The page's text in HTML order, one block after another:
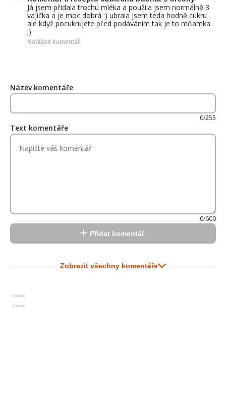
Já jsem přidala trochu mléka a použila jsem normálně 3
vajíčka a je moc dobrá :) ubrala jsem teda hodně cukru
ale když pocukrujete před podáváním tak je to mňamka
;)
Nahlásit komentář
Název komentáře
0/255
Text komentáře
0/600
Přidat komentář
Zobrazit všechny komentáře
Reklama
Reklama